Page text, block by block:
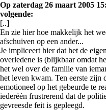
Op zaterdag 26 maart 2005
volgende:
[..]
En zie hier hoe makkelijk het
afschuiven op een ander...
Je impliceert hier dat het de
overledene is (blijkbaar omdat
het wel over de familie van
het leven kwam. Ten eerste zijn
emotioneel op het gebeurde te
iederéén frustrerend dat de
gevreesde feit is gepleegd.